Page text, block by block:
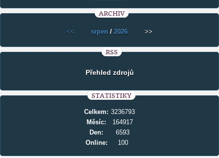
ARCHIV
<< srpen / 2026 >>
RSS
Přehled zdrojů
STATISTIKY
Online: 100
Celkem: 3236793
Měsíc:
164917
Den:
6593